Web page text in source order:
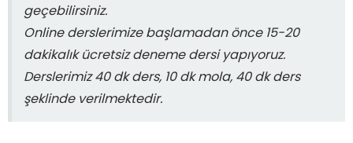
geçebilirsiniz.
Online derslerimize başlamadan önce 15-20
dakikalık ücretsiz deneme dersi yapıyoruz.
Derslerimiz 40 dk ders, 10 dk mola, 40 dk ders
şeklinde verilmektedir.